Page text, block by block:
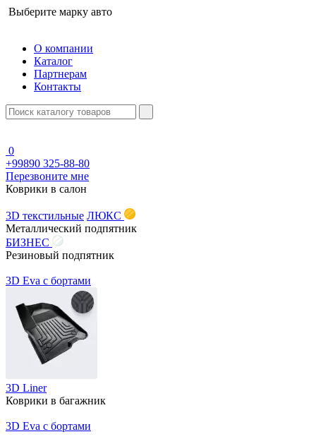
Выберите марку авто
О компании
Каталог
Партнерам
Контакты
0
+99890 325-88-80
Перезвоните мне
Коврики в салон
3D текстильные ЛЮКС
Металлический подпятник
БИЗНЕС
Резиновый подпятник
3D Eva с бортами
3D Liner
Коврики в багажник
3D Eva с бортами